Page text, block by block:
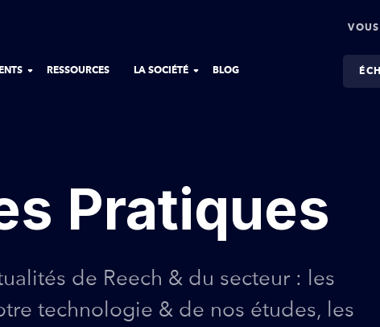
RESSOURCES LA SOCIÉTÉ BLOG
Pratiques
de Reech & du secteur : les
technologie & de nos études, les